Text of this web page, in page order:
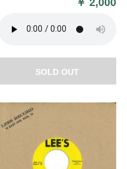
SOLD OUT